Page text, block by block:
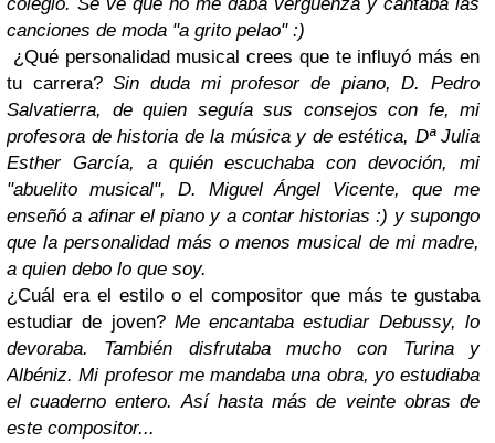
canciones de moda "a grito pelao" :)
¿Qué personalidad musical crees que te influyó más en
tu carrera?Sin duda mi profesor de piano, D. Pedro
Salvatierra, de quien seguía sus consejos con fe, mi
profesora de historia de la música y de estética, Dª Julia
Esther García, a quién escuchaba con devoción, mi
"abuelito musical", D. Miguel Ángel Vicente, que me
enseñó a afinar el piano y a contar historias :) y supongo
que la personalidad más o menos musical de mi madre,
a quien debo lo que soy.
¿Cuál era el estilo o el compositor que más te gustaba
estudiar de joven? Me encantaba estudiar Debussy, lo
devoraba. También disfrutaba mucho con Turina y
Albéniz. Mi profesor me mandaba una obra, yo estudiaba
el cuaderno entero. Así hasta más de veinte obras de
este compositor...